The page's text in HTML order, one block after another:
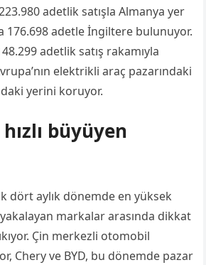
adetlik satışla Almanya yer
176.698 adetle İngiltere bulunuyor.
adetlik satış rakamıyla
elektrikli araç pazarındaki
yerini koruyor.
büyüyen
dört aylık dönemde en yüksek
markalar arasında dikkat
Çin merkezli otomobil
Chery ve BYD, bu dönemde pazar